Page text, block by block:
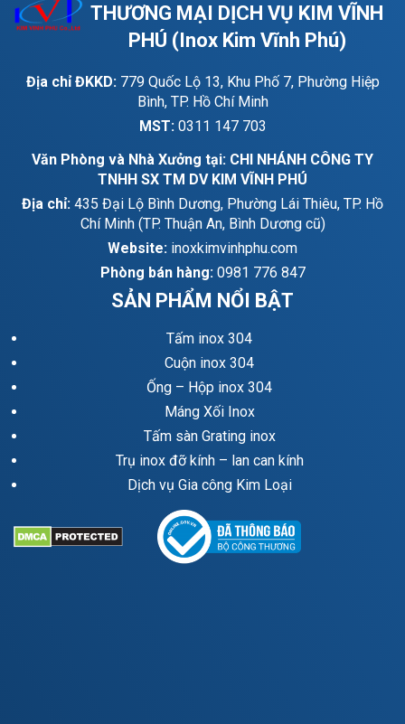
THƯƠNG MẠI DỊCH VỤ KIM VĨNH
PHÚ (Inox Kim Vĩnh Phú)
Địa chỉ ĐKKD: 779 Quốc Lộ 13, Khu Phố 7, Phường Hiệp
Bình, TP. Hồ Chí Minh
MST: 0311 147 703
Văn Phòng và Nhà Xưởng tại: CHI NHÁNH CÔNG TY
TNHH SX TM DV KIM VĨNH PHÚ
Địa chỉ: 435 Đại Lộ Bình Dương, Phường Lái Thiêu, TP. Hồ
Chí Minh (TP. Thuận An, Bình Dương cũ)
Website: inoxkimvinhphu.com
Phòng bán hàng: 0981 776 847
SẢN PHẨM NỔI BẬT
Tấm inox 304
Cuộn inox 304
Ống – Hộp inox 304
Máng Xối Inox
Tấm sàn Grating inox
Trụ inox đỡ kính – lan can kính
Dịch vụ Gia công Kim Loại